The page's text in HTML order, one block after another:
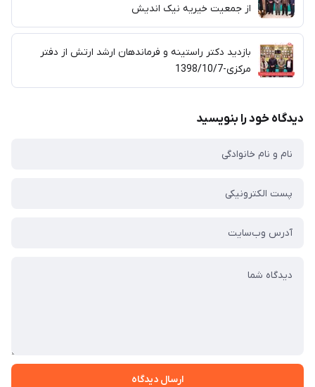
از جمعیت خیریه نیک اندیش
بازدید دکتر راستینه و فرماندهان ارشد ارتش از دفتر
مرکزی-1398/10/7
دیدگاه خود را بنویسید
ارسال دیدگاه